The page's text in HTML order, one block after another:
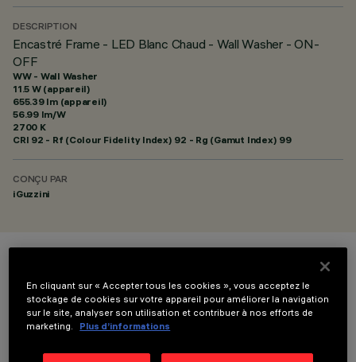
DESCRIPTION
Encastré Frame - LED Blanc Chaud - Wall Washer - ON-
OFF
WW - Wall Washer
11.5 W (appareil)
655.39 lm (appareil)
56.99 lm/W
2700 K
CRI 92 - Rf (Colour Fidelity Index) 92 - Rg (Gamut Index) 99
CONÇU PAR
iGuzzini
En cliquant sur « Accepter tous les cookies », vous acceptez le
stockage de cookies sur votre appareil pour améliorer la navigation
sur le site, analyser son utilisation et contribuer à nos efforts de
marketing.
Plus d’informations